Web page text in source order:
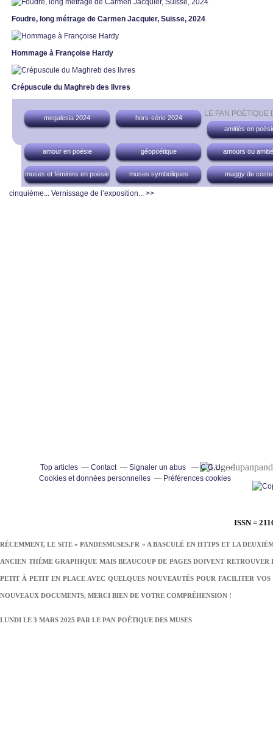
Foudre, long métrage de Carmen Jacquier, Suisse, 2024
Hommage à Françoise Hardy
Crépuscule du Maghreb des livres
LE PAN POÉTIQUE
megalesia 2024
hors-série 2024
amitiés en
amour en poésie géopoétique amours ou
muses et féminins en poésie muses symboliques maggy de
cinquième... Vernissage de l’exposition... >>
ISSN =
RÉCEMMENT, LE SITE « PANDESMUSES.FR » A BASCULÉ EN HTTPS ET LA
ANCIEN THÈME GRAPHIQUE MAIS BEAUCOUP DE PAGES DOIVENT
PETIT À PETIT EN PLACE AVEC QUELQUES NOUVEAUTÉS POUR FACILITER
NOUVEAUX DOCUMENTS, MERCI BIEN DE VOTRE COMPRÉHENSION !
LUNDI LE 3 MARS 2025 PAR LE PAN POÉTIQUE DES MUSES
Top articles Contact Signaler un abus
C.G.U.
Cookies et données personnelles
Préférences cookies